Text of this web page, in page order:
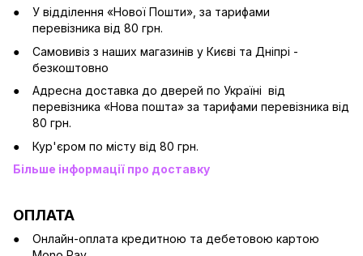
У відділення «Нової Пошти», за тарифами
перевізника від 80 грн.
Cамовивіз з наших магазинів у Києві та Дніпрі -
безкоштовно
Адресна доставка до дверей по Україні від
перевізника «Нова пошта» за тарифами перевізника від
80 грн.
Кур'єром по місту від 80 грн.
Більше інформації про доставку
ОПЛАТА
Онлайн-оплата кредитною та дебетовою картою